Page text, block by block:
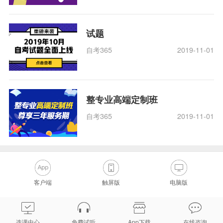
试题
自考365 2019-11-01
整专业高端定制班
自考365 2019-11-01
客户端 触屏版 电脑版